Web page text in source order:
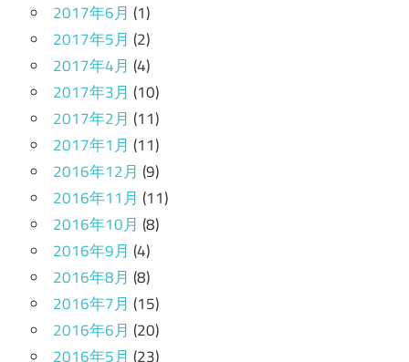
2017年6月 (1)
2017年5月 (2)
2017年4月 (4)
2017年3月 (10)
2017年2月 (11)
2017年1月 (11)
2016年12月 (9)
2016年11月 (11)
2016年10月 (8)
2016年9月 (4)
2016年8月 (8)
2016年7月 (15)
2016年6月 (20)
2016年5月 (23)